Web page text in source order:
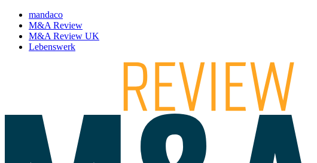
mandaco
M&A Review
M&A Review UK
Lebenswerk